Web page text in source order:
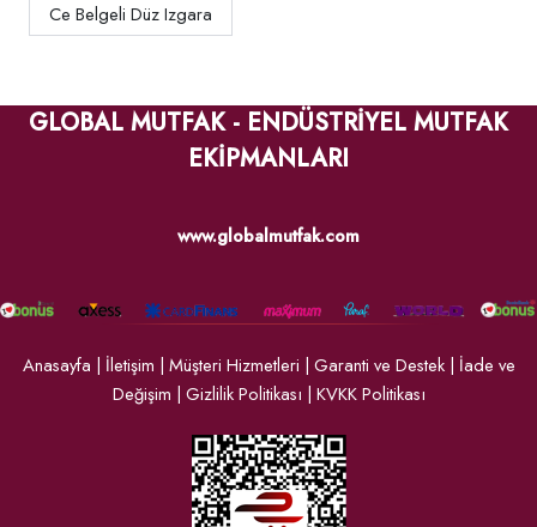
Ce Belgeli Düz Izgara
GLOBAL MUTFAK - ENDÜSTRİYEL MUTFAK
EKİPMANLARI
www.globalmutfak.com
Anasayfa | İletişim | Müşteri Hizmetleri | Garanti ve Destek| İade ve
Değişim | Gizlilik Politikası | KVKK Politikası